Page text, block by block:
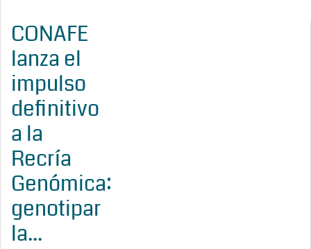
CONAFE
lanza el
impulso
definitivo
a la
Recría
Genómica:
genotipar
la...